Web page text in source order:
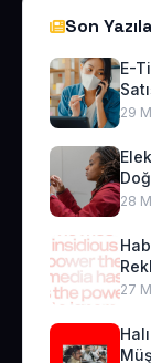
Son
E-
29
28
27